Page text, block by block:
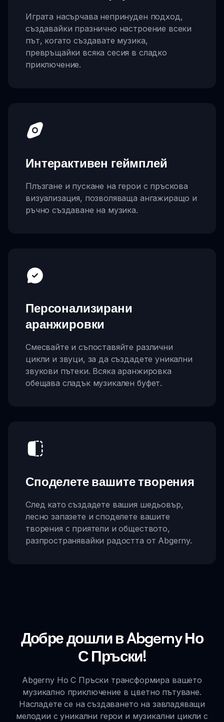
Играта насърчава непринуден подход,
създавайки празнично настроение всеки
път, когато създавате музика,
превръщайки всяка сесия в сладко
приключение.
Интерактивен геймплей
Плъзгане и пускане на герои с пръскова
визуализация, позволяваща ангажиращо и
ръчно създаване на музика.
Персонализирани
аранжировки
Смесвайте и съпоставяйте различни
цикли и звуци, за да създадете уникални
звукови пътеки. Всяка аранжировка
обещава сладък музикален буфет.
Споделете вашите творения
След като създадете вашия шедьовър,
лесно запазете и споделете вашите
творения с приятели и обществото,
разпространявайки радостта от Abgerny.
Добре дошли в Abgerny Но
С Пръски!
Abgerny Но С Пръски трансформира вашето
музикално приключение в цветно пътуване.
Насладете се на създаването на завладяващи
мелодии с уникални герои и музикални цикли с